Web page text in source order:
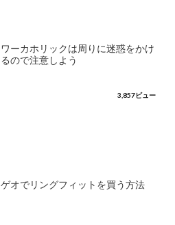
ワーカホリックは周りに迷惑をかけ
るので注意しよう
3,857ビュー
ゲオでリングフィットを買う方法